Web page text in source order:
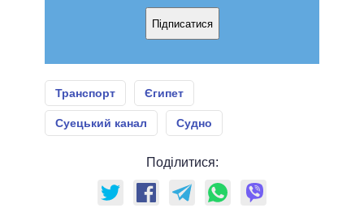
Підписатися
Транспорт Єгипет
Суецький канал Судно
Поділитися: